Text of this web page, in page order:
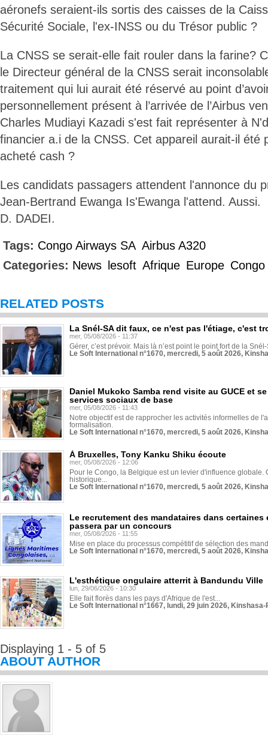
aéronefs seraient-ils sortis des caisses de la
Sécurité Sociale, l'ex-INSS ou du Trésor public ?
La CNSS se serait-elle fait rouler dans la farine?
le Directeur général de la CNSS serait
traitement qui lui aurait été réservé au point
personnellement présent à l’arrivée de l’Airbus
Charles Mudiayi Kazadi s'est fait représenter à
financier a.i de la CNSS. Cet appareil aurait-il été
acheté cash ?
Les candidats passagers attendent l'annonce du
Jean-Bertrand Ewanga Is'Ewanga l'attend. Aussi.
D. DADEI.
Tags: Congo Airways SA Airbus A320
Categories: News lesoft Afrique Europe Congo
RELATED POSTS
La Snél-SA dit faux, ce n'est pas l'étiage, c'est
mer, 05/08/2026 - 11:37
Gérer, c’est prévoir. Mais là n’est point le point fort de la
Le Soft International n°1670, mercredi, 5 août 2026,
Daniel Mukoko Samba rend visite au GUCE et
services sociaux de base
mer, 05/08/2026 - 11:43
Notre objectif est de rapprocher les activités informelles de
formalisation.
Le Soft International n°1670, mercredi, 5 août 2026,
À Bruxelles, Tony Kanku Shiku écoute
mer, 05/08/2026 - 12:06
Pour le Congo, la Belgique est un levier d'influence globale.
historique...
Le Soft International n°1670, mercredi, 5 août 2026,
Le recrutement des mandataires dans
passera par un concours
mer, 05/08/2026 - 11:55
Mise en place du processus compétitif de sélection des
Le Soft International n°1670, mercredi, 5 août 2026,
L'esthétique ongulaire atterrit à Bandundu Ville
lun, 29/06/2026 - 10:30
Elle fait florès dans les pays d'Afrique de l'est...
Le Soft International n°1667, lundi, 29 juin 2026,
Displaying 1 - 5 of 5
ABOUT AUTHOR